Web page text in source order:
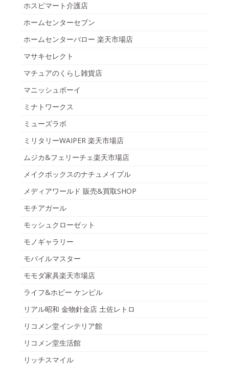
ホスピマート介護店
ホームセンターセブン
ホームセンターバロー 楽天市場店
マサキセレクト
マチュアのくらし雑貨店
マニッシュボーイ
ミナトワークス
ミューズラボ
ミリタリーWAIPER 楽天市場店
ムジカ&フェリーチェ楽天市場店
メイクボックスのナチュメイプル
メディアワールド 販売&買取SHOP
モチアガール
モッシュクローゼット
モノギャラリー
モバイルマスター
モモダ家具楽天市場店
ライフ&ホビー ケンビル
リアル昭和 金物針金店 土佐レトロ
リコメン堂インテリア館
リコメン堂生活館
リッチスマイル